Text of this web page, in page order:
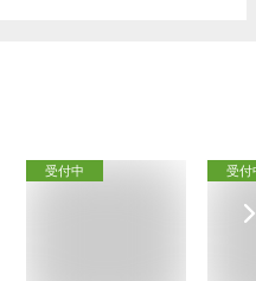
受付中 受付